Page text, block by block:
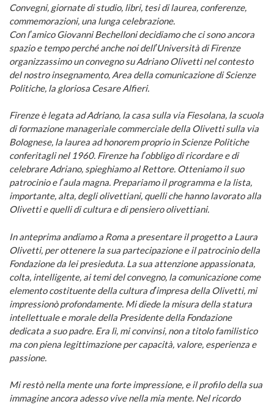
Convegni, giornate di studio, libri, tesi di laurea, conferenze,
commemorazioni, una lunga celebrazione.
Con lʼamico Giovanni Bechelloni decidiamo che ci sono ancora
spazio e tempo perché anche noi dellʼUniversità di Firenze
organizzassimo un convegno su Adriano Olivetti nel contesto
del nostro insegnamento, Area della comunicazione di Scienze
Politiche, la gloriosa Cesare Alfieri.
Firenze è legata ad Adriano, la casa sulla via Fiesolana, la scuola
di formazione manageriale commerciale della Olivetti sulla via
Bolognese, la laurea ad honorem proprio in Scienze Politiche
conferitagli nel 1960. Firenze ha lʼobbligo di ricordare e di
celebrare Adriano, spieghiamo al Rettore. Otteniamo il suo
patrocinio e lʼaula magna. Prepariamo il programma e la lista,
importante, alta, degli olivettiani, quelli che hanno lavorato alla
Olivetti e quelli di cultura e di pensiero olivettiani.
In anteprima andiamo a Roma a presentare il progetto a Laura
Olivetti, per ottenere la sua partecipazione e il patrocinio della
Fondazione da lei presieduta. La sua attenzione appassionata,
colta, intelligente, ai temi del convegno, la comunicazione come
elemento costituente della cultura dʼimpresa della Olivetti, mi
impressionò profondamente. Mi diede la misura della statura
intellettuale e morale della Presidente della Fondazione
dedicata a suo padre. Era lì, mi convinsi, non a titolo familistico
ma con piena legittimazione per capacità, valore, esperienza e
passione.
Mi restò nella mente una forte impressione, e il profilo della sua
immagine ancora adesso vive nella mia mente. Nel ricordo